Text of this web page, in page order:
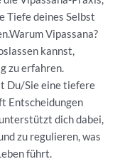
Tiefe deines Selbst
Vipassana?
kannst,
zu erfahren.
Du/Sie eine tiefere
Entscheidungen
dich dabei,
zu regulieren, was
führt.